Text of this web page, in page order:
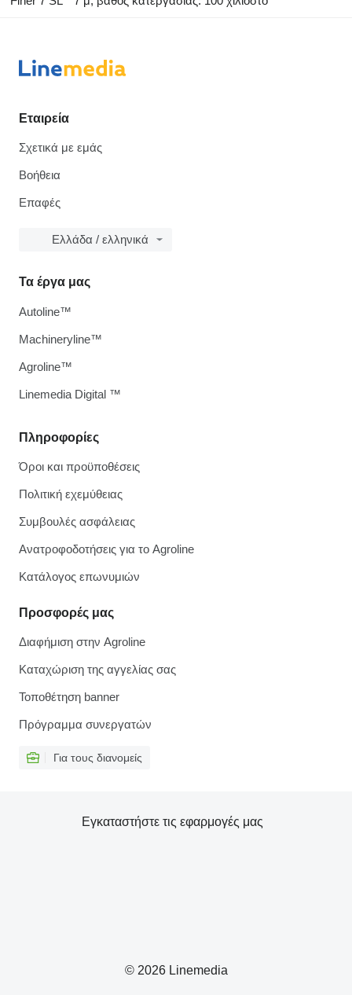
Εταιρεία
Σχετικά με εμάς
Βοήθεια
Επαφές
Ελλάδα / ελληνικά
Πληροφορίες
Όροι και προϋποθέσεις
Πολιτική εχεμύθειας
Συμβουλές ασφάλειας
Ανατροφοδοτήσεις για το Agroline
Κατάλογος επωνυμιών
Προσφορές μας
Διαφήμιση στην Agroline
Καταχώριση της αγγελίας σας
Τοποθέτηση banner
Πρόγραμμα συνεργατών
Για τους διανομείς
Τα έργα μας
Autoline™
Machineryline™
Agroline™
Linemedia Digital ™
© 2026 Linemedia
Εγκαταστήστε τις εφαρμογές μας